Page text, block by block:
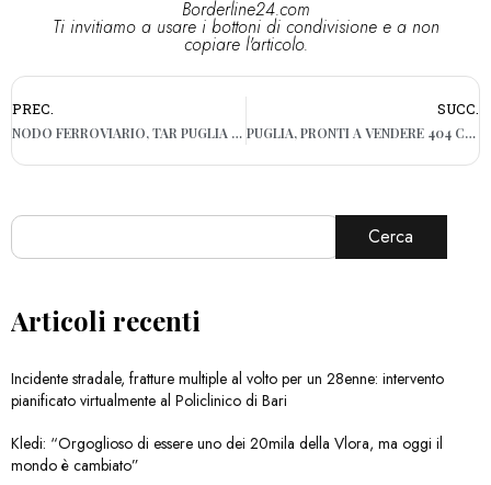
Borderline24.com
Ti invitiamo a usare i bottoni di condivisione e a non
copiare l'articolo.
PREC.
NODO FERROVIARIO, TAR PUGLIA SOSPENDE PROGETTO BARI SUD: ACCOLTE LE RICHIESTE DEI CITTADINI
SUCC.
PUGLIA, PRONTI A VENDERE 404 CHILI DI “GAMBERI ROSA” PESCATI ILLEGALMENTE: MAXI SEQUESTRO AD OTRANTO
Cerca
Articoli recenti
Incidente stradale, fratture multiple al volto per un 28enne: intervento
pianificato virtualmente al Policlinico di Bari
Kledi: “Orgoglioso di essere uno dei 20mila della Vlora, ma oggi il
mondo è cambiato”